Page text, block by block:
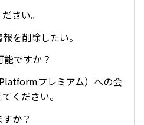
さい。
を削除したい。
ですか？
プレミアム）への会
ください。
か？